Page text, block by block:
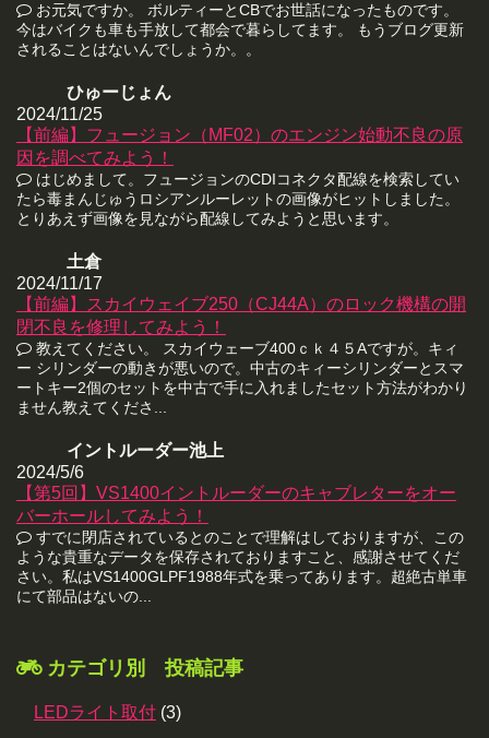
お元気ですか。 ボルティーとCBでお世話になったものです。
今はバイクも車も手放して都会で暮らしてます。 もうブログ更新
されることはないんでしょうか。。
ひゅーじょん
2024/11/25
【前編】フュージョン（MF02）のエンジン始動不良の原
因を調べてみよう！
はじめまして。フュージョンのCDIコネクタ配線を検索してい
たら毒まんじゅうロシアンルーレットの画像がヒットしました。
とりあえず画像を見ながら配線してみようと思います。
土倉
2024/11/17
【前編】スカイウェイブ250（CJ44A）のロック機構の開
閉不良を修理してみよう！
教えてください。 スカイウェーブ400ｃｋ４５Aですが。キィ
ー シリンダーの動きが悪いので。中古のキィーシリンダーとスマ
ートキー2個のセットを中古で手に入れましたセット方法がわかり
ません教えてくださ...
イントルーダー池上
2024/5/6
【第5回】VS1400イントルーダーのキャブレターをオー
バーホールしてみよう！
すでに閉店されているとのことで理解はしておりますが、この
ような貴重なデータを保存されておりますこと、感謝させてくだ
さい。私はVS1400GLPF1988年式を乗ってあります。超絶古単車
にて部品はないの...
カテゴリ別 投稿記事
LEDライト取付 (3)